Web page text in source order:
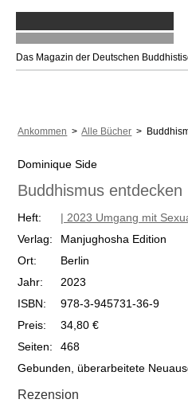
Das Magazin der Deutschen
Ankommen >Alle Bücher >
Dominique Side
Buddhismus entdecken
Heft:
| 2023 Umgang mit
Verlag:
Manjughosha Edition
Ort:
Berlin
Jahr:
2023
ISBN:
978-3-945731-36-9
Preis:
34,80 €
Seiten:
468
Gebunden, überarbeitete
Rezension